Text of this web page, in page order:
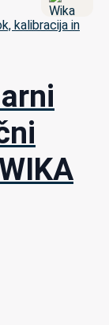
kalibracija in